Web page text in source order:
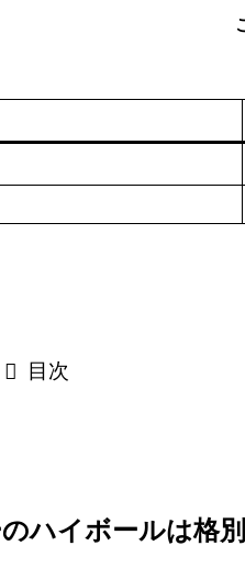
目次
ハイボールは格